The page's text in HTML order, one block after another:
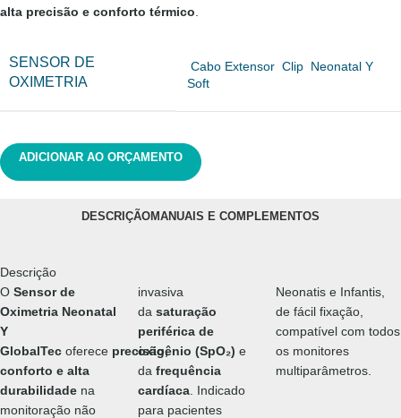
alta precisão e conforto térmico
SENSOR DE
OXIMETRIA
Cabo Extensor Clip Neonatal Y
Soft
ADICIONAR AO ORÇAMENTO
DESCRIÇÃOMANUAIS E COMPLEMENTOS
Descrição
O Sensor de
Oximetria Neonatal
Y
GlobalTec oferece precisão,
conforto e alta
durabilidade na
monitoração não
invasiva
da saturação
periférica de
oxigênio (SpO₂) e
da frequência
cardíaca . Indicado
para pacientes
Neonatis e Infantis,
de fácil fixação,
compatível com todos
os monitores
multiparâmetros.